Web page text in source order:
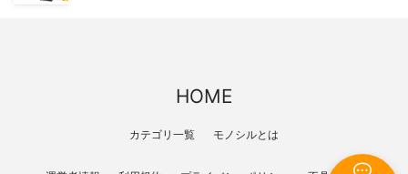
HOME
カテゴリ一覧 モノシルとは